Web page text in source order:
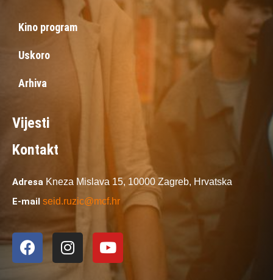
Kino program
Uskoro
Arhiva
Vijesti
Kontakt
Adresa Kneza Mislava 15, 10000 Zagreb, Hrvatska
E-mail seid.ruzic@mcf.hr